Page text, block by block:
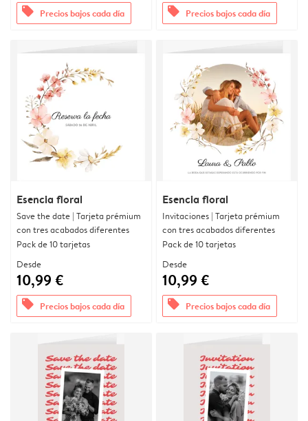
offers Precios bajos cada día offers Precios bajos cada día
Esencia floral
Save the date | Tarjeta prémium
con tres acabados diferentes
Pack de 10 tarjetas
Desde
10,99 €
offers Precios bajos cada día
Esencia floral
Invitaciones | Tarjeta prémium
con tres acabados diferentes
Pack de 10 tarjetas
Desde
10,99 €
offers Precios bajos cada día